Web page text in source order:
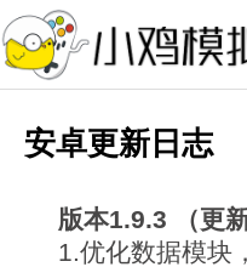
安卓更新日志
版本1.9.3 （更
1.优化数据模块